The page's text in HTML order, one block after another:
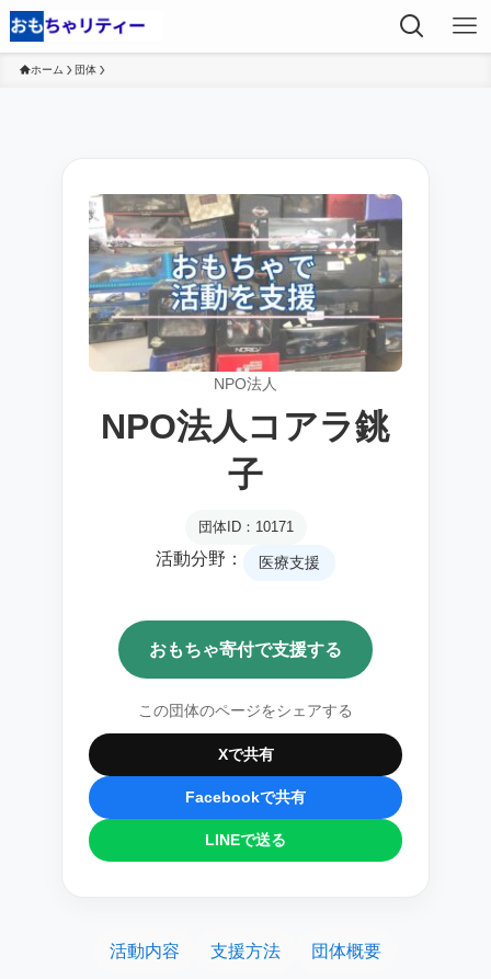
ホーム 団体
NPO法人
NPO法人コアラ銚
子
団体ID：10171
活動分野： 医療支援
おもちゃ寄付で支援する
この団体のページをシェアする
Xで共有
Facebookで共有
LINEで送る
活動内容 支援方法 団体概要